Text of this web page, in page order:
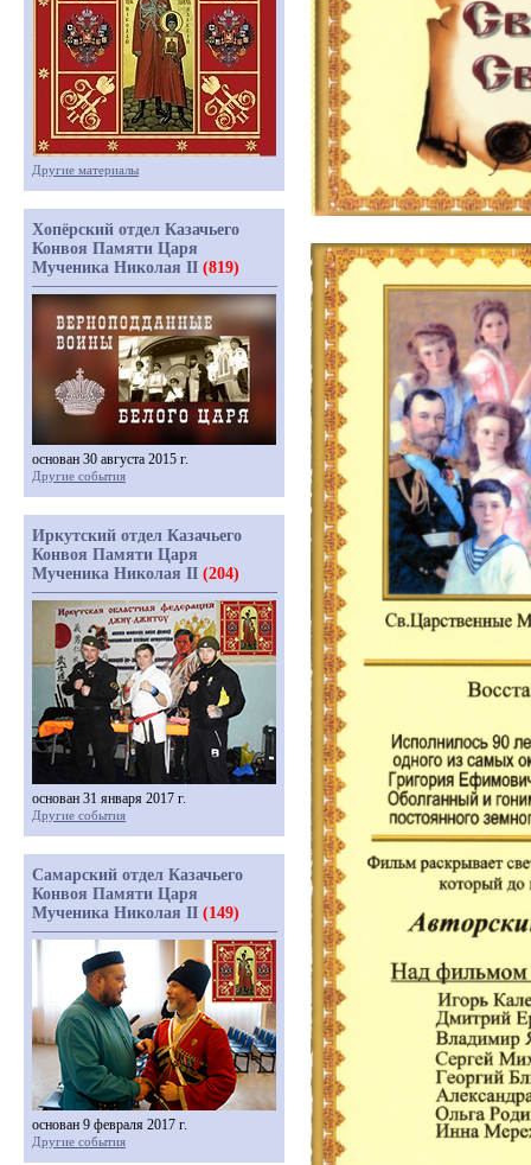
Другие материалы
Хопёрский отдел Казачьего
Конвоя Памяти Царя
Мученика Николая II (819)
основан 30 августа 2015 г.
Другие события
Иркутский отдел Казачьего
Конвоя Памяти Царя
Мученика Николая II (204)
основан 31 января 2017 г.
Другие события
Самарский отдел Казачьего
Конвоя Памяти Царя
Мученика Николая II (149)
основан 9 февраля 2017 г.
Другие события